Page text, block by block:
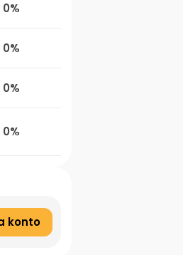
0%
0%
0%
0%
konto